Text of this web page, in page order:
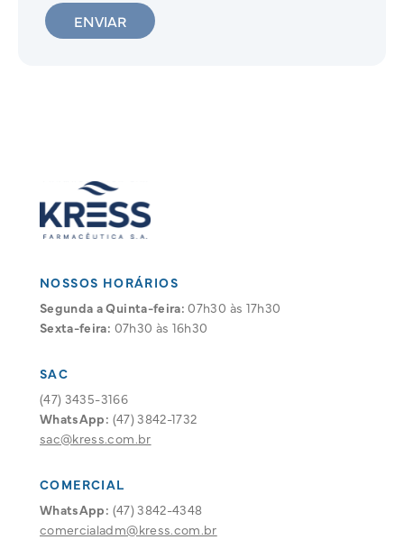
ENVIAR
NOSSOS HORÁRIOS
Segunda a Quinta-feira: 07h30 às 17h30
Sexta-feira: 07h30 às 16h30
SAC
(47) 3435-3166
WhatsApp: (47) 3842-1732
sac@kress.com.br
COMERCIAL
WhatsApp: (47) 3842-4348
comercialadm@kress.com.br